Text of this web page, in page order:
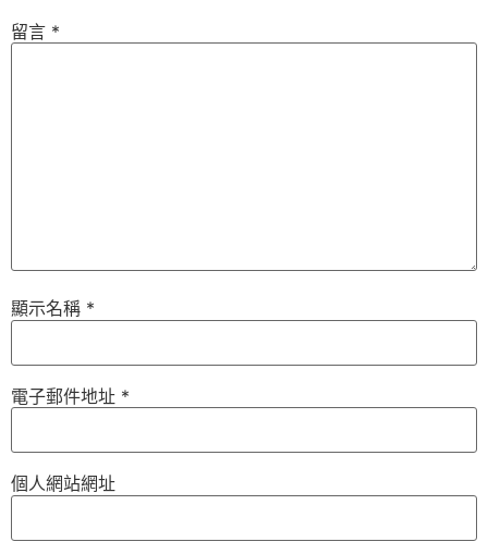
留言 *
顯示名稱 *
電子郵件地址 *
個人網站網址